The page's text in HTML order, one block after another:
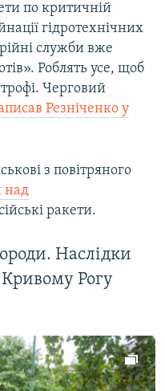
по критичній
гідротехнічних
служби вже
Роблять усе, щоб
Черговий
Резніченко у
з повітряного
над
ракети.
Наслідки
Кривому Рогу